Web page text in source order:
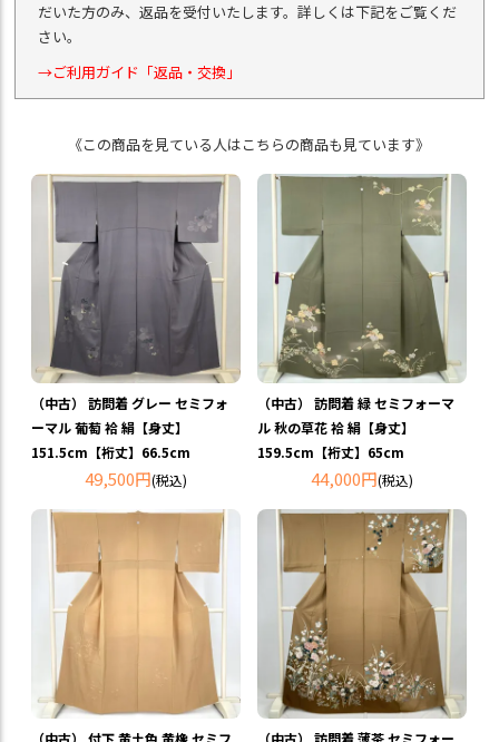
だいた方のみ、返品を受付いたします。詳しくは下記をご覧くだ
さい。
→ご利用ガイド「返品・交換」
《この商品を見ている人はこちらの商品も見ています》
（中古） 訪問着 グレー セミフォ
ーマル 葡萄 袷 絹【身丈】
151.5cm【裄丈】66.5cm
49,500円(税込)
（中古） 訪問着 緑 セミフォーマ
ル 秋の草花 袷 絹【身丈】
159.5cm【裄丈】65cm
44,000円(税込)